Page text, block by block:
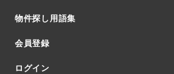
物件探し用語集
会員登録
ログイン